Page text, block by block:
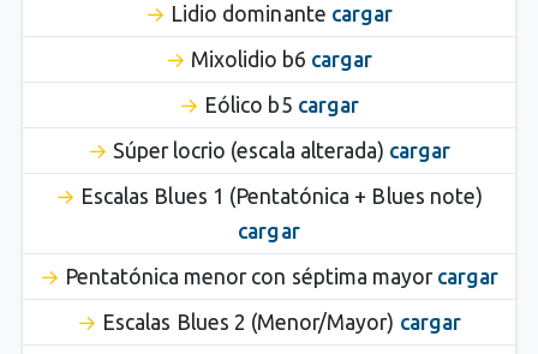
Lidio dominante cargar
Mixolidio b6 cargar
Eólico b5 cargar
Súper locrio (escala alterada) cargar
Escalas Blues 1 (Pentatónica + Blues note)
cargar
Pentatónica menor con séptima mayor cargar
Escalas Blues 2 (Menor/Mayor) cargar